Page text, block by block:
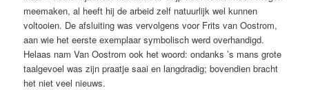
meemaken, al heeft hij de arbeid zelf natuurlijk wel kunnen
voltooien. De afsluiting was vervolgens voor Frits van Oostrom,
aan wie het eerste exemplaar symbolisch werd overhandigd.
Helaas nam Van Oostrom ook het woord: ondanks ’s mans grote
taalgevoel was zijn praatje saai en langdradig; bovendien bracht
het niet veel nieuws.